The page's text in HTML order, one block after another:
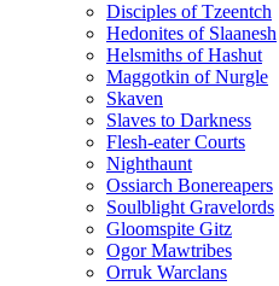
Disciples of Tzeentch
Hedonites of Slaanesh
Helsmiths of Hashut
Maggotkin of Nurgle
Skaven
Slaves to Darkness
Flesh-eater Courts
Nighthaunt
Ossiarch Bonereapers
Soulblight Gravelords
Gloomspite Gitz
Ogor Mawtribes
Orruk Warclans